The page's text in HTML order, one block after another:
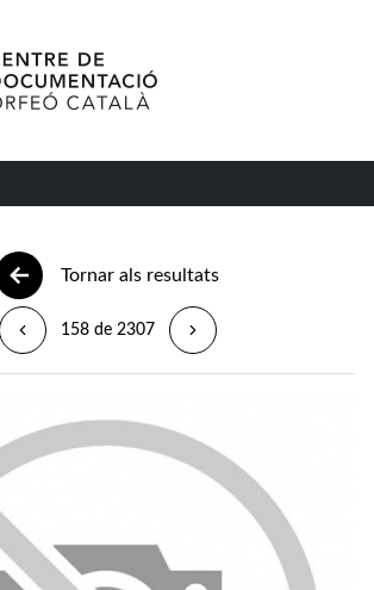
Tornar als resultats
158 de 2307